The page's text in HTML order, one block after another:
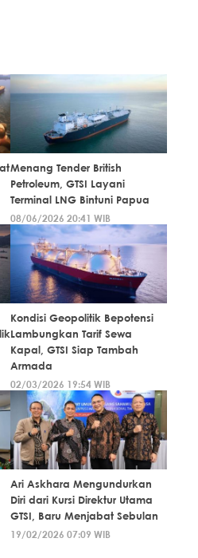
Menang Tender British
Petroleum, GTSI Layani
Terminal LNG Bintuni Papua
08/06/2026 20:41 WIB
Kondisi Geopolitik Bepotensi
Lambungkan Tarif Sewa
Kapal, GTSI Siap Tambah
Armada
02/03/2026 19:54 WIB
Ari Askhara Mengundurkan
Diri dari Kursi Direktur Utama
GTSI, Baru Menjabat Sebulan
19/02/2026 07:09 WIB